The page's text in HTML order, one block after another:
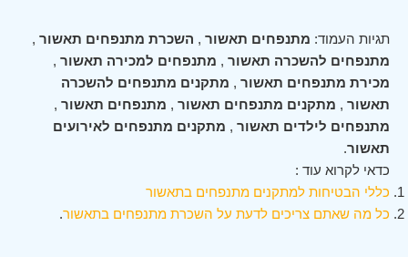
תגיות העמוד: מתנפחים תאשור , השכרת מתנפחים תאשור ,
מתנפחים להשכרה תאשור , מתנפחים למכירה תאשור ,
מכירת מתנפחים תאשור , מתקנים מתנפחים להשכרה
תאשור , מתקנים מתנפחים תאשור , מתנפחים תאשור ,
מתנפחים לילדים תאשור , מתקנים מתנפחים לאירועים
תאשור.
כדאי לקרוא עוד :
כללי הבטיחות למתקנים מתנפחים בתאשור
כל מה שאתם צריכים לדעת על השכרת מתנפחים בתאשור.